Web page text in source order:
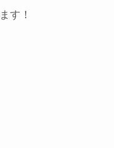
す！